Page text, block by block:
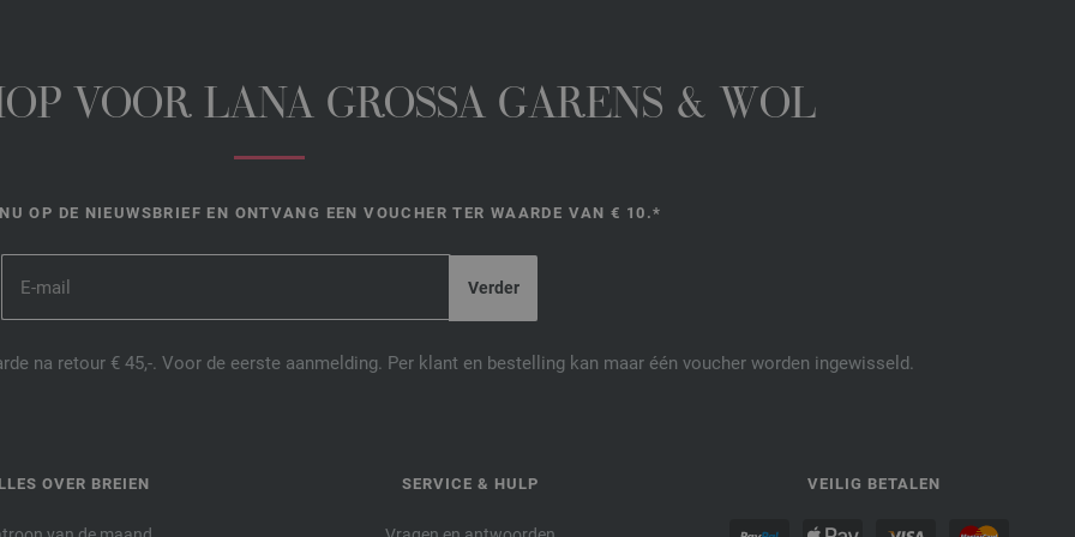
VOOR LANA GROSSA GARENS & WOL
OP DE NIEUWSBRIEF EN ONTVANG EEN VOUCHER TER WAARDE VAN € 10.*
na retour € 45,-. Voor de eerste aanmelding. Per klant en bestelling kan maar één voucher worden ingewisseld.
OVER BREIEN SERVICE & HULP VEILIG BETALEN